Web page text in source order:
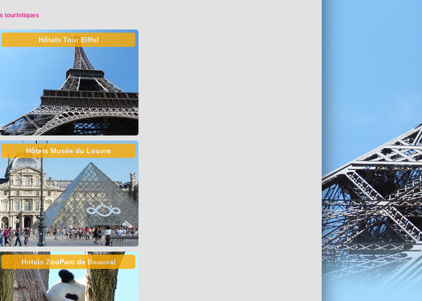
touristiques
Hôtels Tour Eiffel
Hôtels Musée du Louvre
Hotels ZooParc de Beauval